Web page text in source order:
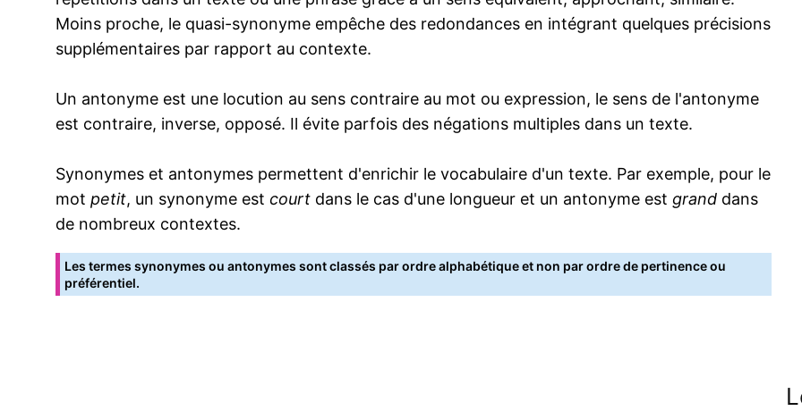
Moins proche, le quasi-synonyme empêche des redondances en intégrant quelques précisions
supplémentaires par rapport au contexte.
Un antonyme est une locution au sens contraire au mot ou expression, le sens de l'antonyme
est contraire, inverse, opposé. Il évite parfois des négations multiples dans un texte.
Synonymes et antonymes permettent d'enrichir le vocabulaire d'un texte. Par exemple, pour le
mot petit, un synonyme est court dans le cas d'une longueur et un antonyme est grand dans
de nombreux contextes.
Les termes synonymes ou antonymes sont classés par ordre alphabétique et non par ordre de pertinence ou
préférentiel.